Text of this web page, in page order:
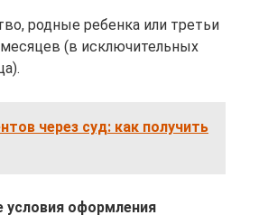
родные ребенка или третьи
(в исключительных
через суд: как получить
условия оформления